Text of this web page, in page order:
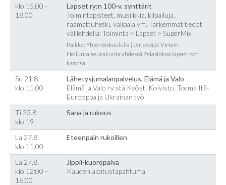
klo 15.00 -
18.00
Lapset ry:n 100-v. synttärit
Toimintapisteet, musiikkia, kilpailuja,
raamattuhetki, välipala ym. Tarkemmat tiedot
välilehdellä: Toiminta > Lapset > SuperMix
Paikka: Yhtenäiskoululla | Järjestäjä: Virtain
Helluntaiseurakunta yhdessä Pelastakaa lapset ry:n
kannsa
Su 21.8.
klo 11.00
Lähetysjumalanpalvelus, Elämä ja Valo
Elämä ja Valo ry:stä Kyösti Koivisto. Teema Itä-
Eurooppa ja Ukrainan työ
Ti 23.8.
klo 19
Sana ja rukous
La 27.8.
klo 11.00
Eteenpäin rukoillen
La 27.8.
klo 12:00 -
16:00
Jippii-kuoropäivä
Kauden aloitustapahtuma